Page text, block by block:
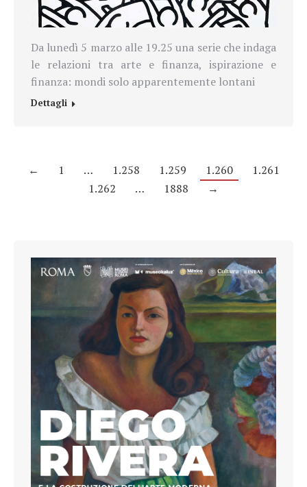
Da lunedì 5 marzo alle 19.25 una serie che indaga
le relazioni tra arte e finanza, ispirazione e
finanza: mondi solo apparentemente lontani
Dettagli
← 1 … 1.258 1.259 1.260
1.261
1.262
… 1888 →